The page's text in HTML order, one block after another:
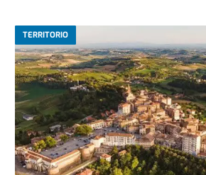
TERRITORIO